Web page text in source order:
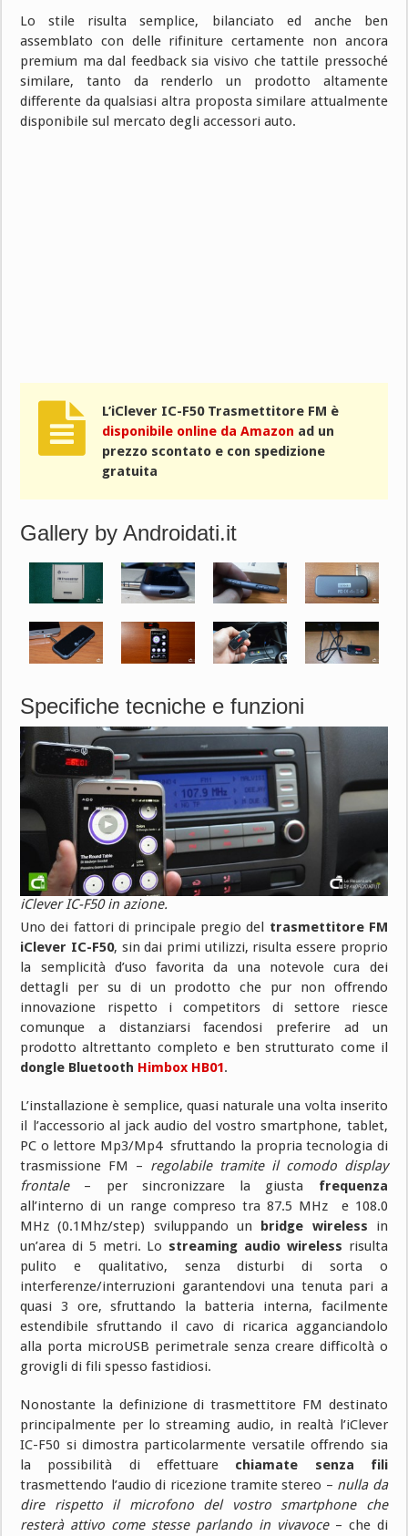
Lo stile risulta semplice, bilanciato ed anche ben
assemblato con delle rifiniture certamente non ancora
premium ma dal feedback sia visivo che tattile pressoché
similare, tanto da renderlo un prodotto altamente
differente da qualsiasi altra proposta similare attualmente
disponibile sul mercato degli accessori auto.
L’iClever IC-F50 Trasmettitore FM è
disponibile online da Amazon ad un
prezzo scontato e con spedizione
gratuita
Gallery by Androidati.it
Specifiche tecniche e funzioni
iClever IC-F50 in azione.
Uno dei fattori di principale pregio del trasmettitore FM
iClever IC-F50, sin dai primi utilizzi, risulta essere proprio
la semplicità d’uso favorita da una notevole cura dei
dettagli per su di un prodotto che pur non offrendo
innovazione rispetto i competitors di settore riesce
comunque a distanziarsi facendosi preferire ad un
prodotto altrettanto completo e ben strutturato come il
dongle Bluetooth Himbox HB01.
L’installazione è semplice, quasi naturale una volta inserito
il l’accessorio al jack audio del vostro smartphone, tablet,
PC o lettore Mp3/Mp4 sfruttando la propria tecnologia di
trasmissione FM – regolabile tramite il comodo display
frontale– per sincronizzare la giusta frequenza
all’interno di un range compreso tra 87.5 MHz e 108.0
MHz (0.1Mhz/step) sviluppando un bridge wireless in
un’area di 5 metri. Lo streaming audio wireless risulta
pulito e qualitativo, senza disturbi di sorta o
interferenze/interruzioni garantendovi una tenuta pari a
quasi 3 ore, sfruttando la batteria interna, facilmente
estendibile sfruttando il cavo di ricarica agganciandolo
alla porta microUSB perimetrale senza creare difficoltà o
grovigli di fili spesso fastidiosi.
Nonostante la definizione di trasmettitore FM destinato
principalmente per lo streaming audio, in realtà l’iClever
IC-F50 si dimostra particolarmente versatile offrendo sia
la possibilità di effettuare chiamate senza fili
trasmettendo l’audio di ricezione tramite stereo – nulla da
dire rispetto il microfono del vostro smartphone che
resterà attivo come stesse parlando in vivavoce– che di